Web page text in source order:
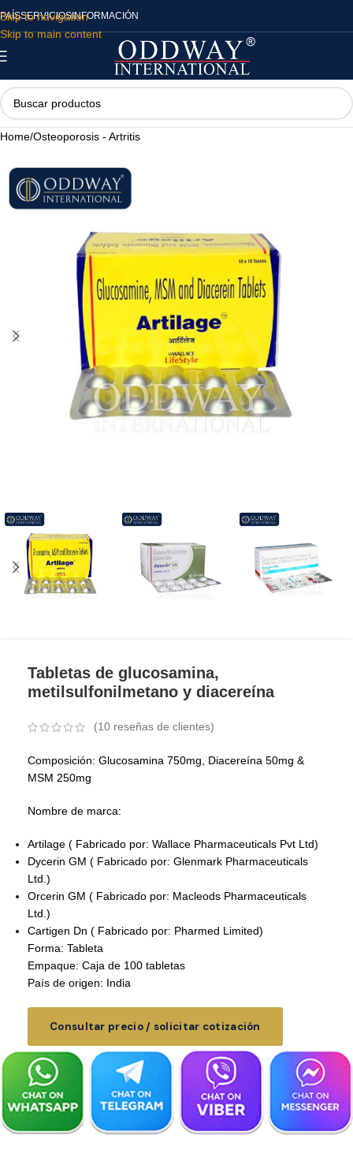
Skip to navigation
Skip to main content
PAÍSSERVICIOSINFORMACIÓN
Home/Osteoporosis - Artritis
Tabletas de glucosamina,
metilsulfonilmetano y diacereína
(10 reseñas de clientes)
Composición: Glucosamina 750mg, Diacereína 50mg &
MSM 250mg
Nombre de marca:
Artilage ( Fabricado por: Wallace Pharmaceuticals Pvt Ltd)
Dycerin GM ( Fabricado por: Glenmark Pharmaceuticals
Ltd.)
Orcerin GM ( Fabricado por: Macleods Pharmaceuticals
Ltd.)
Cartigen Dn ( Fabricado por: Pharmed Limited)
Forma: Tableta
Empaque: Caja de 100 tabletas
País de origen: India
Consultar precio / solicitar cotización